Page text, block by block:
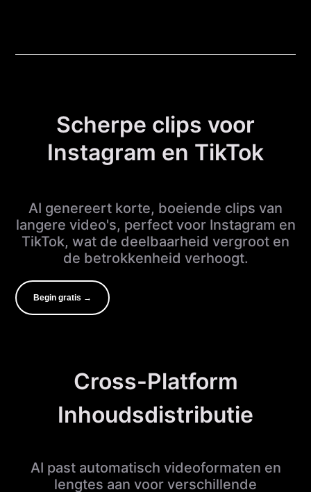
Scherpe clips voor
Instagram en TikTok
AI genereert korte, boeiende clips van
langere video's, perfect voor Instagram en
TikTok, wat de deelbaarheid vergroot en
de betrokkenheid verhoogt.
Begin gratis →
Cross-Platform
Inhoudsdistributie
AI past automatisch videoformaten en
lengtes aan voor verschillende